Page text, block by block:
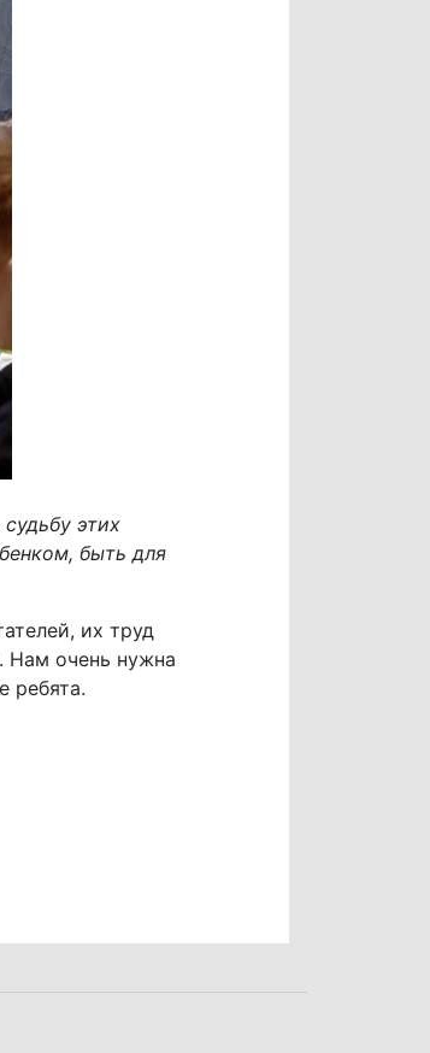
этих
быть для
их труд
Нам очень нужна
ребята.